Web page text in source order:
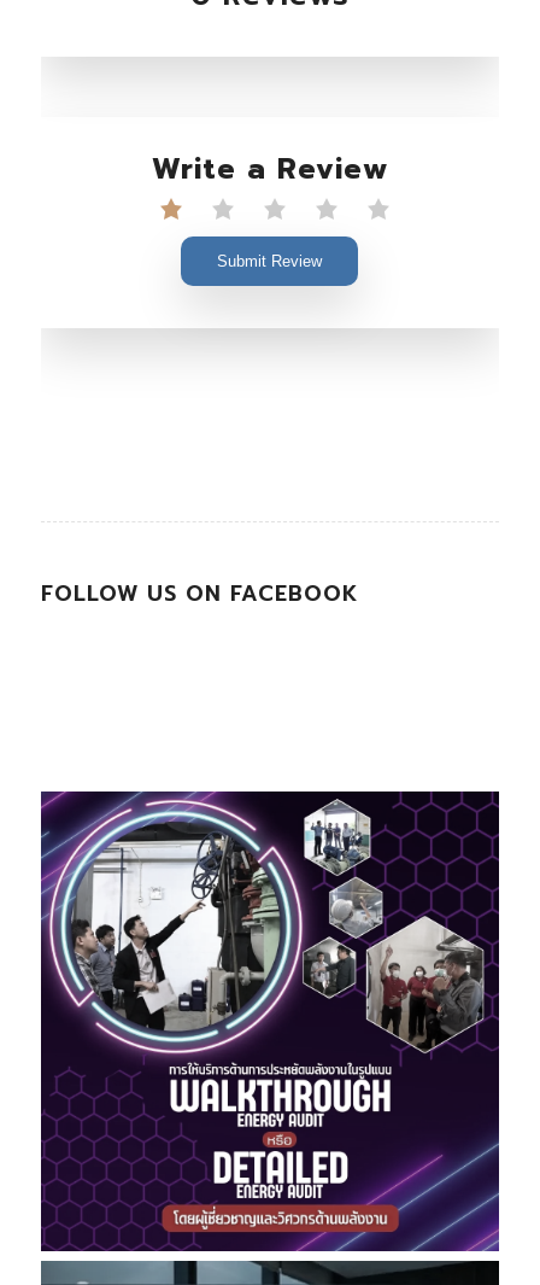
Write a Review
Submit Review
FOLLOW US ON FACEBOOK